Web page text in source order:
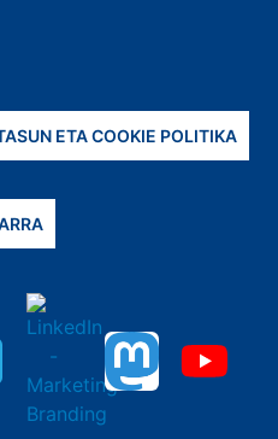
ETA COOKIE POLITIKA